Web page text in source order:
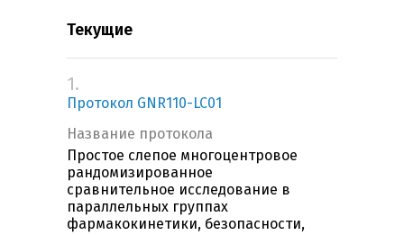
Текущие
1.
Протокол GNR110-LC01
Название протокола
Простое слепое многоцентровое
рандомизированное
сравнительное исследование в
параллельных группах
фармакокинетики, безопасности,